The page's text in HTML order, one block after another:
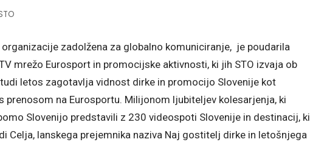
zadolžena za globalno komuniciranje, je poudarila
mrežo Eurosport in promocijske aktivnosti, ki jih STO izvaja ob
letos zagotavlja vidnost dirke in promocijo Slovenije kot
na Eurosportu. Milijonom ljubiteljev kolesarjenja, ki
Slovenijo predstavili z 230 videospoti Slovenije in destinacij, ki
Celja, lanskega prejemnika naziva Naj gostitelj dirke in letošnjega